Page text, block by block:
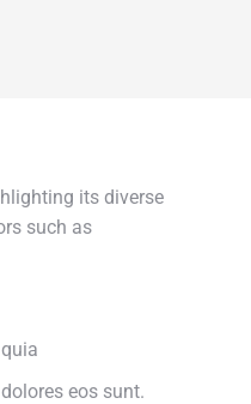
its diverse
such as
eos sunt.